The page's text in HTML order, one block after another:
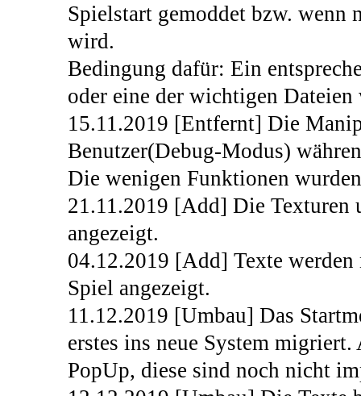
Spielstart gemoddet bzw. wenn
wird.
Bedingung dafür: Ein
oder eine der wichtigen
15.11.2019 [Entfernt] Die
Benutzer(Debug-Modus)
Die wenigen Funktionen
21.11.2019 [Add] Die Texturen
angezeigt.
04.12.2019 [Add] Texte werden
Spiel angezeigt.
11.12.2019 [Umbau] Das
erstes ins neue System
PopUp, diese sind noch nicht